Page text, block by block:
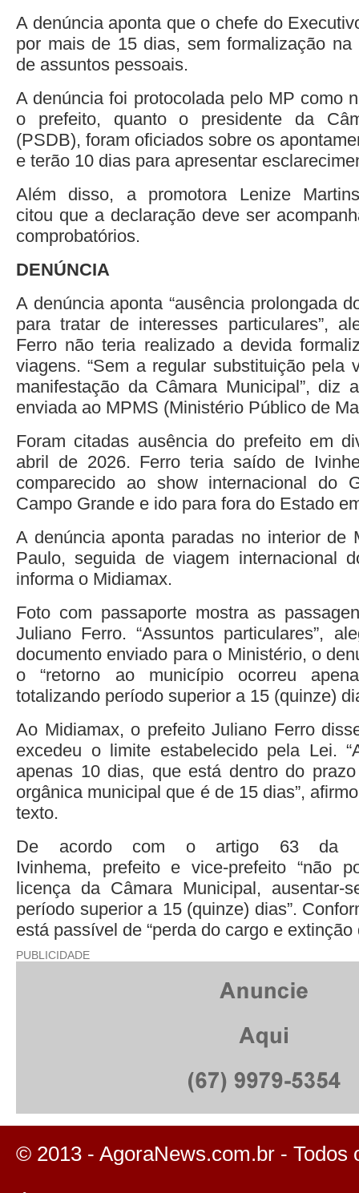
A denúncia aponta que o chefe do
por mais de 15 dias, sem formalização na
de assuntos pessoais.
A denúncia foi protocolada pelo MP como
o prefeito, quanto o presidente da
(PSDB), foram oficiados sobre os
e terão 10 dias para apresentar
Além disso, a promotora Lenize
citou que a declaração deve ser
comprobatórios.
DENÚNCIA
A denúncia aponta “ausência prolongada
para tratar de interesses particulares”,
Ferro não teria realizado a devida
viagens. “Sem a regular substituição pela
manifestação da Câmara Municipal”, diz
enviada ao MPMS (Ministério Público de
Foram citadas ausência do prefeito em
abril de 2026. Ferro teria saído de
comparecido ao show internacional do
Campo Grande e ido para fora do Estado
A denúncia aponta paradas no interior de
Paulo, seguida de viagem internacional
informa o Midiamax.
Foto com passaporte mostra as
Juliano Ferro. “Assuntos particulares”,
documento enviado para o Ministério, o
o “retorno ao município ocorreu
totalizando período superior a 15 (quinze)
Ao Midiamax, o prefeito Juliano Ferro
excedeu o limite estabelecido pela Lei.
apenas 10 dias, que está dentro do
orgânica municipal que é de 15 dias”,
texto.
De acordo com o artigo 63 da
Ivinhema, prefeito e vice-prefeito “não
licença da Câmara Municipal, ausentar-
período superior a 15 (quinze) dias”.
está passível de “perda do cargo e extinção
PUBLICIDADE
© 2013 - AgoraNews.com.br - Todos